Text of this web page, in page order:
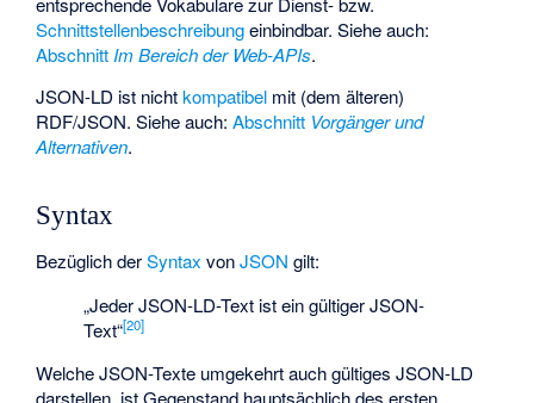
Schnittstellenbeschreibungeinbindbar. Siehe auch:
Abschnitt Im Bereich der Web-APIs.
JSON-LD ist nichtkompatibel mit (dem älteren)
RDF/JSON. Siehe auch:Abschnitt Vorgänger und
Alternativen.
Syntax
Bezüglich derSyntax vonJSON gilt:
„Jeder JSON-LD-Text ist ein gültiger JSON-
Text“[20]
Welche JSON-Texte umgekehrt auch gültiges JSON-LD
darstellen, ist Gegenstand hauptsächlich des ersten